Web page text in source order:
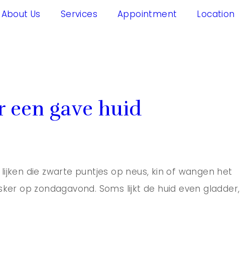
About Us Services Appointment Location
gave huid
die zwarte puntjes op neus, kin of wangen het
op zondagavond. Soms lijkt de huid even gladder,